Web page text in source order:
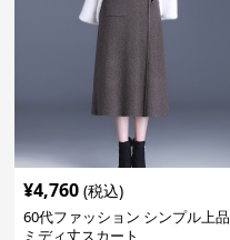
¥4,760 (税込)
60代ファッション シンプル上品
ミディ丈スカート